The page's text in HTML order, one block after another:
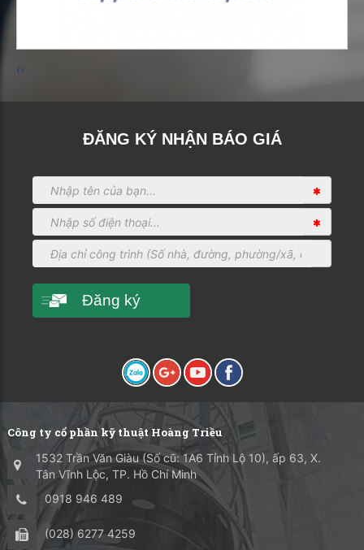
‹›
ĐĂNG KÝ NHẬN BÁO GIÁ
Đăng ký
Công ty cổ phần kỹ thuật Hoàng Triều
1532 Trần Văn Giàu (Số cũ: 1A6 Tỉnh Lộ 10), ấp 63, X.
Tân Vĩnh Lộc, TP. Hồ Chí Minh
0918 946 489
(028) 6277 4259